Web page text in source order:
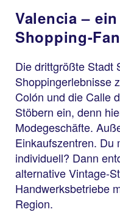
Valencia –
Shopping-
Die drittgrößte Stadt
Shoppingerlebnisse
Colón und die Calle
Stöbern ein, denn
Modegeschäfte.
Einkaufszentren. Du
individuell? Dann
alternative Vintage-
Handwerksbetriebe
Region.